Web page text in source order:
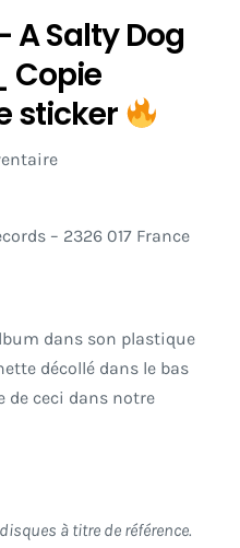
A Salty Dog
Copie
sticker
– 2326 017 France
dans son plastique
décollé dans le bas
de ceci dans notre
à titre de référence.